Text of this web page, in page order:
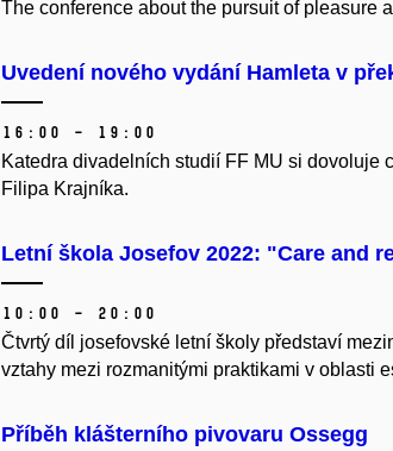
The conference about the pursuit of pleasure
Uvedení nového vydání Hamleta v
16:00 – 19:00
Katedra divadelních studií FF MU si dovoluje
Filipa Krajníka.
Letní škola Josefov 2022: "Care and
10:00 – 20:00
Čtvrtý díl josefovské letní školy představí
vztahy mezi rozmanitými praktikami v oblasti
Příběh klášterního pivovaru Ossegg